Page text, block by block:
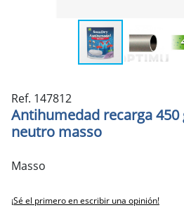
Ref. 147812
Antihumedad recarga 450
neutro masso
Masso
¡Sé el primero en escribir una opinión!